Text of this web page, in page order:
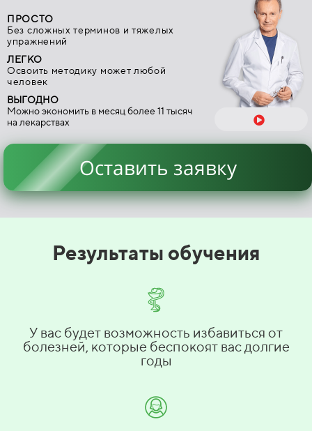
ПРОСТО
Без сложных терминов и тяжелых
упражнений
ЛЕГКО
Освоить методику может любой
человек
ВЫГОДНО
Можно экономить в месяц более 11 тысяч
на лекарствах
Оставить заявку
Результаты обучения
У вас будет возможность избавиться от
болезней, которые беспокоят вас долгие
годы